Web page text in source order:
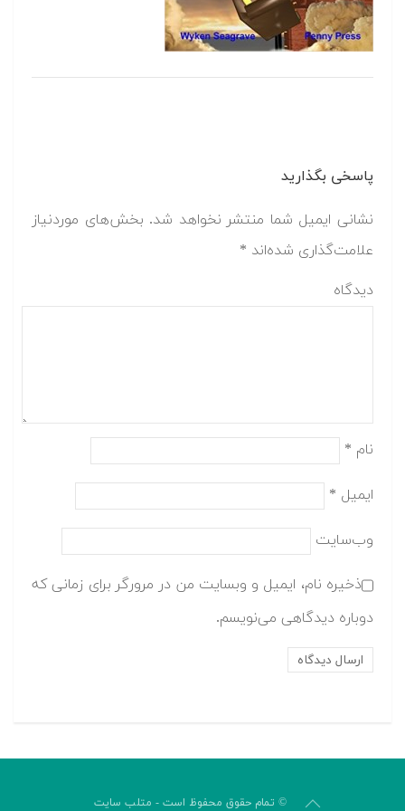
پاسخی بگذارید
نشانی ایمیل شما منتشر نخواهد شد. بخش‌های موردنیاز
علامت‌گذاری شده‌اند *
دیدگاه
نام *
ایمیل *
وب‌سایت
ذخیره نام، ایمیل و وبسایت من در مرورگر برای زمانی که
دوباره دیدگاهی می‌نویسم.
© تمام حقوق محفوظ است - متلب سایت